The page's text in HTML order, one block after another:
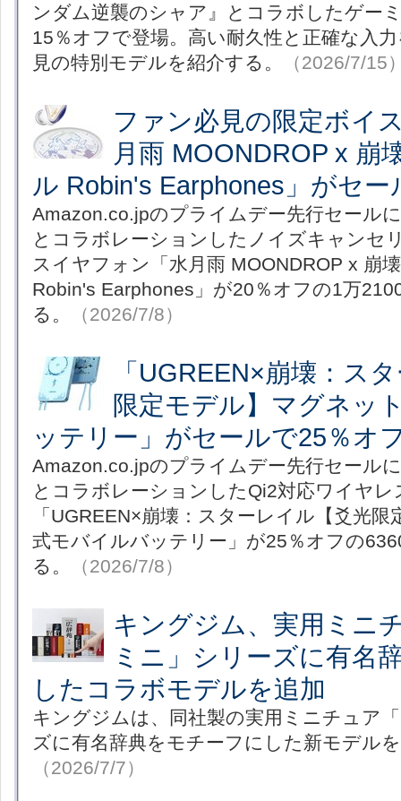
ンダム逆襲のシャア』とコラボしたゲー
15％オフで登場。高い耐久性と正確な入
見の特別モデルを紹介する。
（2026/7/15
ファン必見の限定ボイ
月雨 MOONDROP x 崩
ル Robin's Earphones」がセ
Amazon.co.jpのプライムデー先行セール
とコラボレーションしたノイズキャンセ
スイヤフォン「水月雨 MOONDROP x 崩
Robin's Earphones」が20％オフの1万
る。
（2026/7/8）
「UGREEN×崩壊：ス
限定モデル】マグネッ
ッテリー」がセールで25％オ
Amazon.co.jpのプライムデー先行セール
とコラボレーションしたQi2対応ワイヤ
「UGREEN×崩壊：スターレイル【爻光
式モバイルバッテリー」が25％オフの
る。
（2026/7/8）
キングジム、実用ミニ
ミニ」シリーズに有名
したコラボモデルを追加
キングジムは、同社製の実用ミニチュア
ズに有名辞典をモチーフにした新モデル
（2026/7/7）